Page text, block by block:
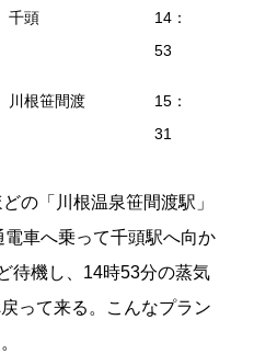
千頭
14：
53
川根笹間渡
15：
31
の「川根温泉笹間渡駅」
車へ乗って千頭駅へ向か
待機し、14時53分の蒸気
って来る。こんなプラン